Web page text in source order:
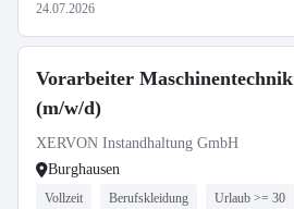
24.07.2026
Vorarbeiter Maschinentechnik
(m/w/d)
XERVON Instandhaltung GmbH
Burghausen
Vollzeit Berufskleidung Urlaub >= 30